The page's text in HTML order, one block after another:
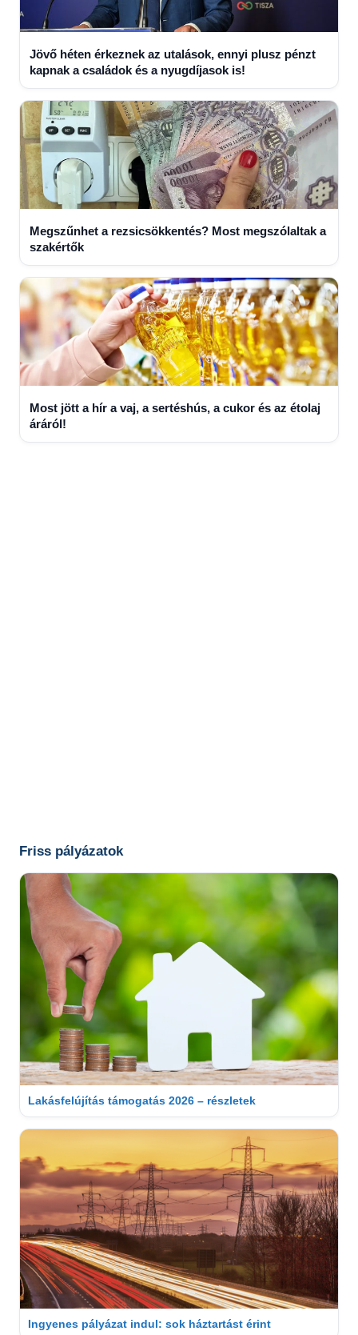
Jövő héten érkeznek az utalások, ennyi plusz pénzt
kapnak a családok és a nyugdíjasok is!
Megszűnhet a rezsicsökkentés? Most megszólaltak a
szakértők
Most jött a hír a vaj, a sertéshús, a cukor és az étolaj
áráról!
Friss pályázatok
Lakásfelújítás támogatás 2026 – részletek
Ingyenes pályázat indul: sok háztartást érint